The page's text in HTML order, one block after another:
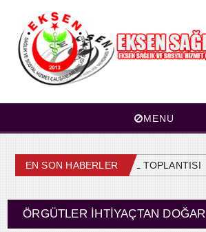
MENU
EN SON HABERLER
4. OLAĞAN GENEL KURUL TOPLANTISI
ÖRGÜTLER İHTIYAÇTAN DOĞAR